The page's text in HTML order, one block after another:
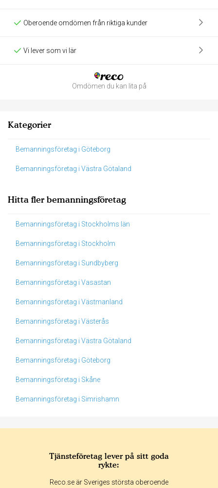
Oberoende omdömen från riktiga kunder
Vi lever som vi lär
Omdömen du kan lita på
Kategorier
Bemanningsföretag i Göteborg
Bemanningsföretag i Västra Götaland
Hitta fler bemanningsföretag
Bemanningsföretag i Stockholms län
Bemanningsföretag i Stockholm
Bemanningsföretag i Sundbyberg
Bemanningsföretag i Vasastan
Bemanningsföretag i Västmanland
Bemanningsföretag i Västerås
Bemanningsföretag i Västra Götaland
Bemanningsföretag i Göteborg
Bemanningsföretag i Skåne
Bemanningsföretag i Simrishamn
Tjänsteföretag lever på sitt goda
rykte:
Reco.se är Sveriges största oberoende